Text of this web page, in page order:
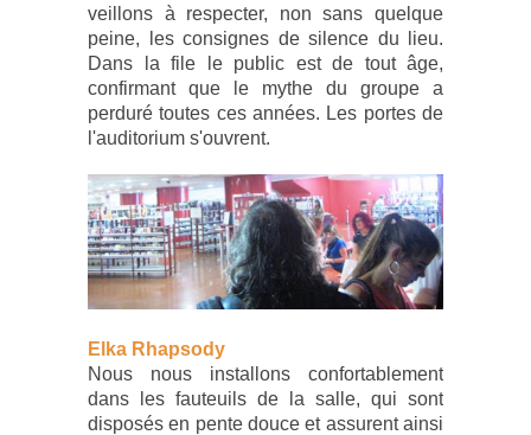
veillons à respecter, non sans quelque
peine, les consignes de silence du lieu.
Dans la file le public est de tout âge,
confirmant que le mythe du groupe a
perduré toutes ces années. Les portes de
l'auditorium s'ouvrent.
Elka Rhapsody
Nous nous installons confortablement
dans les fauteuils de la salle, qui sont
disposés en pente douce et assurent ainsi